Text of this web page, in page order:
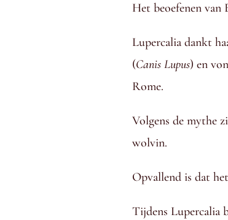
Het beoefenen van
Lupercalia dankt
(Canis Lupus) en
Rome.
Volgens de mythe
wolvin.
Opvallend is dat
Tijdens Lupercalia